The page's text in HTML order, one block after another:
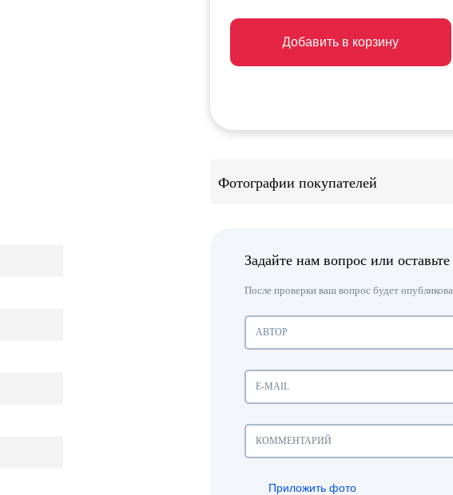
Добавить в корзину
Добавить в корзину
Добавить в корзину
Фотографии покупателей
Задайте нам вопрос или
После проверки ваш вопрос будет
Приложить фото